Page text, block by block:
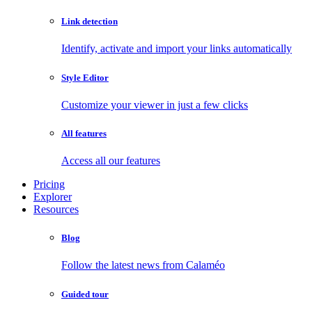
Link detection
Identify, activate and import your links automatically
Style Editor
Customize your viewer in just a few clicks
All features
Access all our features
Pricing
Explorer
Resources
Blog
Follow the latest news from Calaméo
Guided tour